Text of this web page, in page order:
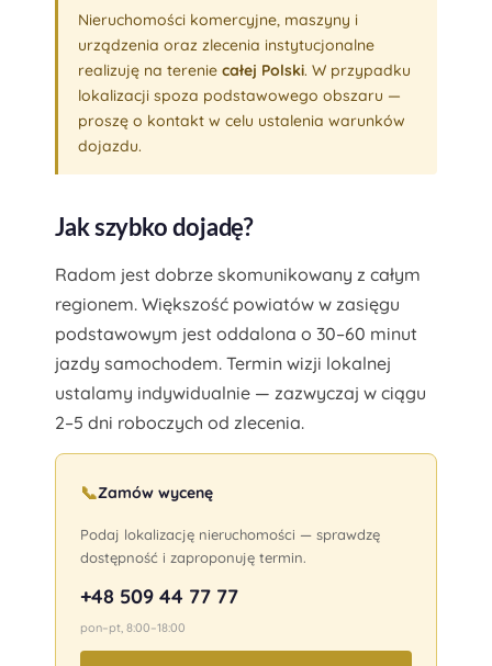
Nieruchomości komercyjne, maszyny i
urządzenia oraz zlecenia instytucjonalne
realizuję na terenie całej Polski. W przypadku
lokalizacji spoza podstawowego obszaru —
proszę o kontakt w celu ustalenia warunków
dojazdu.
Jak szybko dojadę?
Radom jest dobrze skomunikowany z całym
regionem. Większość powiatów w zasięgu
podstawowym jest oddalona o 30–60 minut
jazdy samochodem. Termin wizji lokalnej
ustalamy indywidualnie — zazwyczaj w ciągu
2–5 dni roboczych od zlecenia.
📞Zamów wycenę
Podaj lokalizację nieruchomości — sprawdzę
dostępność i zaproponuję termin.
+48 509 44 77 77
pon–pt, 8:00–18:00